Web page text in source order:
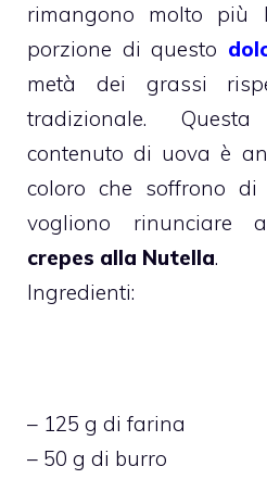
rimangono molto più
porzione di questo
metà dei grassi
tradizionale.
contenuto di uova è
coloro che soffrono
vogliono rinunciare
crepes alla Nutella.
Ingredienti:
– 125 g di farina
– 50 g di burro